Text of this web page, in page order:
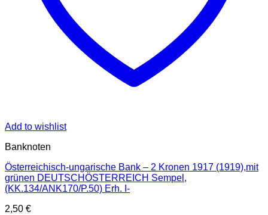
Add to wishlist
Banknoten
Österreichisch-ungarische Bank – 2 Kronen 1917 (1919),mit
grünen DEUTSCHÖSTERREICH Sempel,
(KK.134/ANK170/P.50) Erh. I-
2,50 €